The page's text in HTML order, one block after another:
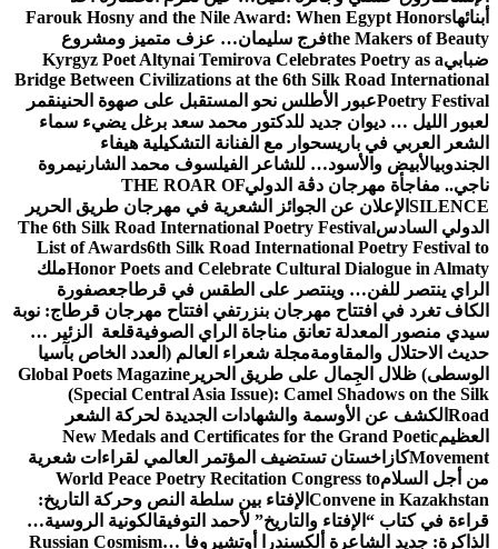
أبنائهاFarouk Hosny and the Nile Award: When Egypt Honors
the Makers of Beautyفرج سليمان… عزف متميز ومشروع
ضبابيKyrgyz Poet Altynai Temirova Celebrates Poetry as a
Bridge Between Civilizations at the 6th Silk Road International
Poetry Festivalعبور الأطلس نحو المستقبل على صهوة الحنينقمر
لعبور الليل … ديوان جديد للدكتور محمد سعد برغل يضيء سماء
الشعر العربي في باريسحوار مع الفنانة التشكيلية هيفاء
الجندوبيالأبيض والأسود… للشاعر الفيلسوف محمد الشارنيمروة
ناجي.. مفاجأة مهرجان دڨة الدوليTHE ROAR OF
SILENCE الإعلان عن الجوائز الشعرية في مهرجان طريق الحرير
الدولي السادسThe 6th Silk Road International Poetry Festival
List of Awards6th Silk Road International Poetry Festival to
Honor Poets and Celebrate Cultural Dialogue in Almatyملك
الراي ينتصر للفن… وينتصر على الطقس في قرطاجعصفورة
الكاف تغرد في افتتاح مهرجان بنزرتفي افتتاح مهرجان قرطاج: نوبة
سيدي منصور المعدلة تعانق مناجاة الراي الصوفيةقلعة الزئير …
حديث الاحتلال والمقاومةمجلة شعراء العالم (العدد الخاص بآسيا
الوسطى) ظلال الجِمال على طريق الحرير Global Poets Magazine
(Special Central Asia Issue): Camel Shadows on the Silk
Road الكشف عن الأوسمة والشهادات الجديدة لحركة الشعر
العظيمNew Medals and Certificates for the Grand Poetic
Movementكازاخستان تستضيف المؤتمر العالمي لقراءات شعرية
من أجل السلامWorld Peace Poetry Recitation Congress to
Convene in Kazakhstan الإفتاء بين سلطة النص وحركة التاريخ:
قراءة في كتاب “الإفتاء والتاريخ” لأحمد التوفيقالكونية الروسية…
الذاكرة: جديد الشاعرة ألكسندرا أوتشيروفا Russian Cosmism…